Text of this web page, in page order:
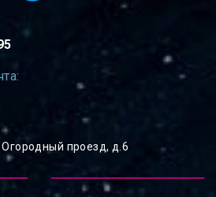
проезд, д.6